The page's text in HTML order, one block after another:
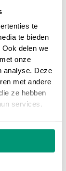
te
te bieden
delen we
onze
analyse. Deze
met andere
ze hebben
services.
en
hebt en
of diensten
goed
klanten.
een echte